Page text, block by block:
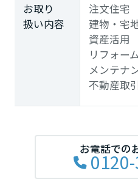
お取り
扱い内容
注文住宅
建物・宅
資産活用
リフォーム
メンテナ
不動産取
お電話での